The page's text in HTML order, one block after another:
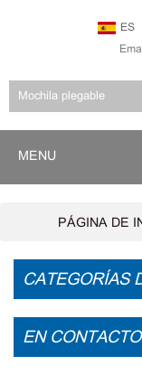
ES
MENU
PÁGINA DE
CATEGORÍAS
EN